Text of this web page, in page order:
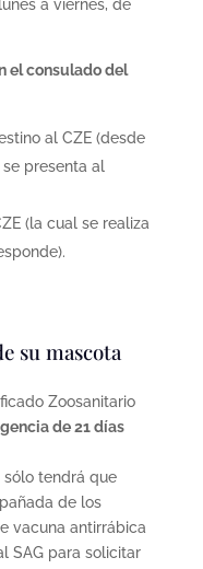
a viernes, de
el consulado del
al CZE (desde
presenta al
(la cual se realiza
su mascota
Zoosanitario
de 21 días
tendrá que
de los
vacuna antirrábica
SAG para solicitar